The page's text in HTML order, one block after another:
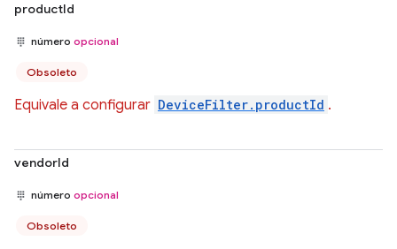
productId
número opcional
Obsoleto
Equivale a configurar DeviceFilter.productId .
vendorId
número opcional
Obsoleto